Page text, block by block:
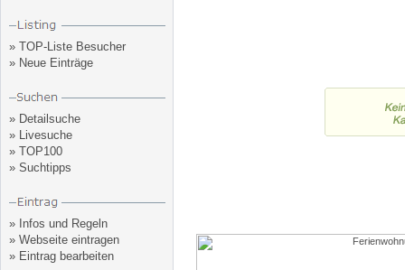
» TOP-Liste Besucher
» Neue Einträge
» Detailsuche
» Livesuche
» TOP100
» Suchtipps
» Infos und Regeln
» Webseite eintragen
» Eintrag bearbeiten